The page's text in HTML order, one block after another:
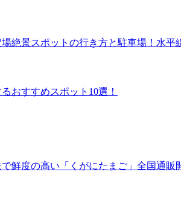
場絶景スポットの行き方と駐車場！水平
おすすめスポット10選！
鮮度の高い「くがにたまご」全国通販